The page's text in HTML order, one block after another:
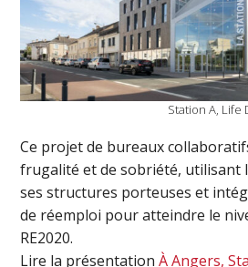
Station A, Life
Ce projet de bureaux
frugalité et de sobriété, utilisant
ses structures porteuses et
de réemploi pour atteindre le
RE2020.
Lire la présentationÀ Angers,